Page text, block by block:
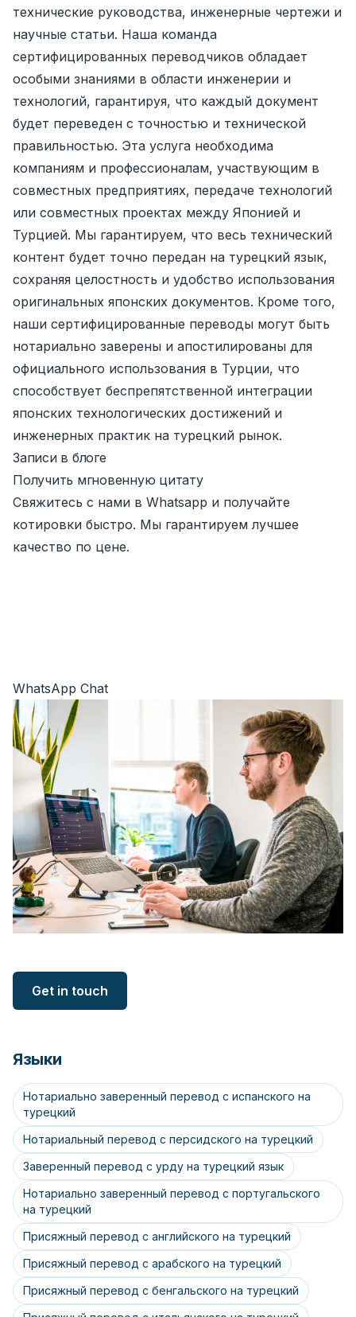
технические руководства, инженерные чертежи и
научные статьи. Наша команда
сертифицированных переводчиков обладает
особыми знаниями в области инженерии и
технологий, гарантируя, что каждый документ
будет переведен с точностью и технической
правильностью. Эта услуга необходима
компаниям и профессионалам, участвующим в
совместных предприятиях, передаче технологий
или совместных проектах между Японией и
Турцией. Мы гарантируем, что весь технический
контент будет точно передан на турецкий язык,
сохраняя целостность и удобство использования
оригинальных японских документов. Кроме того,
наши сертифицированные переводы могут быть
нотариально заверены и апостилированы для
официального использования в Турции, что
способствует беспрепятственной интеграции
японских технологических достижений и
инженерных практик на турецкий рынок.
Записи в блоге
Получить мгновенную цитату
Свяжитесь с нами в Whatsapp и получайте
котировки быстро. Мы гарантируем лучшее
качество по цене.
WhatsApp Chat
Get in touch
Языки
Нотариально заверенный перевод с испанского на
турецкий
Нотариальный перевод с персидского на турецкий
Заверенный перевод с урду на турецкий язык
Нотариально заверенный перевод с португальского
на турецкий
Присяжный перевод с английского на турецкий
Присяжный перевод с арабского на турецкий
Присяжный перевод с бенгальского на турецкий